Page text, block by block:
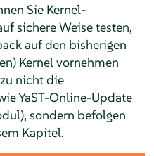
Sie Kernel-
sichere Weise testen,
auf den bisherigen
Kernel vornehmen
nicht die
YaST-Online-Update
sondern befolgen
Kapitel.